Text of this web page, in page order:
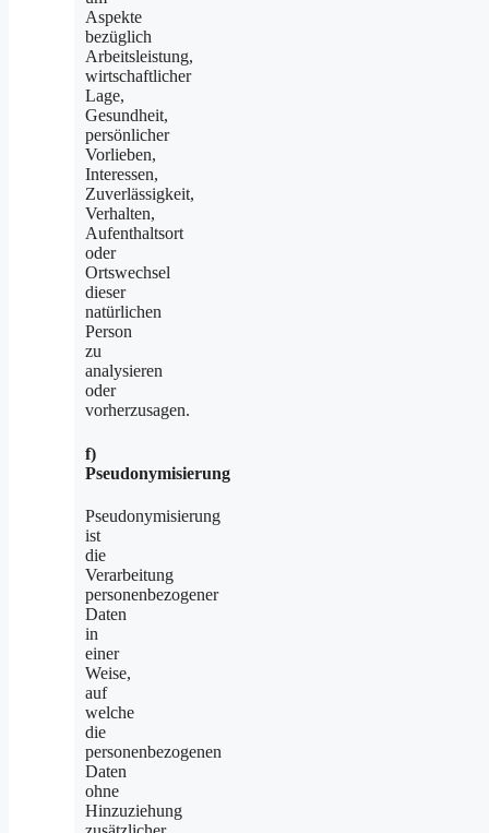
Aspekte
bezüglich
Arbeitsleistung,
wirtschaftlicher
Lage,
Gesundheit,
persönlicher
Vorlieben,
Interessen,
Zuverlässigkeit,
Verhalten,
Aufenthaltsort
oder
Ortswechsel
dieser
natürlichen
Person
zu
analysieren
oder
vorherzusagen.
f)
Pseudonymisierung
Pseudonymisierung
ist
die
Verarbeitung
personenbezogener
Daten
in
einer
Weise,
auf
welche
die
personenbezogenen
Daten
ohne
Hinzuziehung